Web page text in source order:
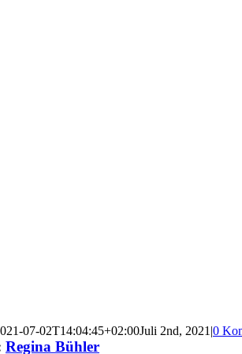
07-02T14:04:45+02:00Juli 2nd, 2021 |0
Regina Bühler